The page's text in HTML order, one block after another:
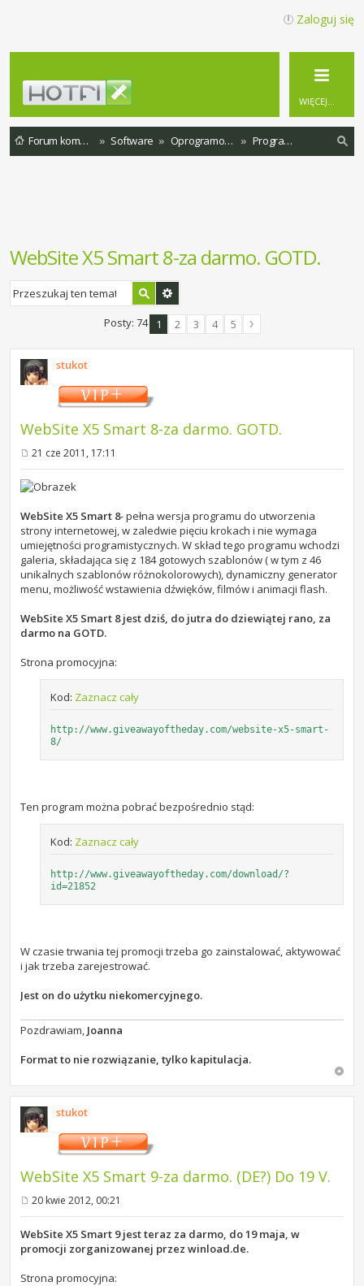
Zaloguj się
WIĘCEJ…
Forum komputerowe Software Oprogramowanie
Programy za free
WebSite X5 Smart 8-za darmo. GOTD.
Posty: 74 1 2 3 4 5
stukot
WebSite X5 Smart 8-za darmo. GOTD.
o
s
t
21 cze 2011, 17:11
WebSite X5 Smart 8- pełna wersja programu do utworzenia
strony internetowej, w zaledwie pięciu krokach i nie wymaga
umiejętności programistycznych. W skład tego programu wchodzi
galeria, składająca się z 184 gotowych szablonów ( w tym z 46
unikalnych szablonów różnokolorowych), dynamiczny generator
menu, możliwość wstawienia dźwięków, filmów i animacji flash.
WebSite X5 Smart 8 jest dziś, do jutra do dziewiątej rano, za
darmo na GOTD.
Strona promocyjna:
Kod: Zaznacz cały
http://www.giveawayoftheday.com/website-x5-smart-
8/
Ten program można pobrać bezpośrednio stąd:
Kod: Zaznacz cały
http://www.giveawayoftheday.com/download/?
id=21852
W czasie trwania tej promocji trzeba go zainstalować, aktywować
i jak trzeba zarejestrować.
Jest on do użytku niekomercyjnego.
Pozdrawiam, Joanna
Format to nie rozwiązanie, tylko kapitulacja.
stukot
WebSite X5 Smart 9-za darmo. (DE?) Do 19 V.
o
s
20 kwie 2012, 00:21
WebSite X5 Smart 9 jest teraz za darmo, do 19 maja, w
promocji zorganizowanej przez winload.de.
Strona promocyjna: